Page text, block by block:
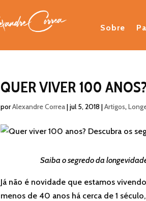
Sobre
QUER VIVER 100
porAlexandre Correa|jul 5, 2018|Artigos,
Saiba o segredo da
Já não é novidade que estamos
menos de 40 anos há cerca de 1